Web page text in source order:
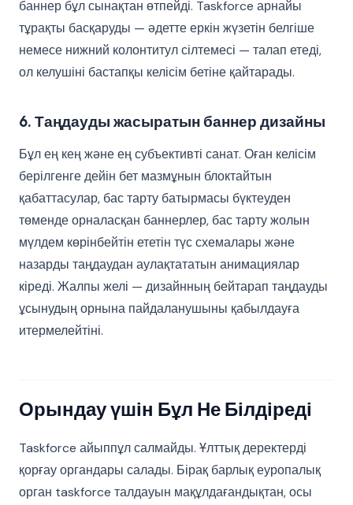
баннер бұл сынақтан өтпейді. Taskforce арнайы
тұрақты басқаруды — әдетте еркін жүзетін белгіше
немесе нижний колонтитул сілтемесі — талап етеді,
ол келушіні бастапқы келісім бетіне қайтарады.
6. Таңдауды жасыратын баннер дизайны
Бұл ең кең және ең субъективті санат. Оған келісім
берілгенге дейін бет мазмұнын блоктайтын
қабаттасулар, бас тарту батырмасы бүктеуден
төменде орналасқан баннерлер, бас тарту жолын
мүлдем көрінбейтін ететін түс схемалары және
назарды таңдаудан аулақтататын анимациялар
кіреді. Жалпы желі — дизайнның бейтарап таңдауды
ұсынудың орнына пайдаланушыны қабылдауға
итермелейтіні.
Орындау үшін Бұл Не Білдіреді
Taskforce айыппұл салмайды. Ұлттық деректерді
қорғау органдары салады. Бірақ барлық еуропалық
орган taskforce талдауын мақұлдағандықтан, осы